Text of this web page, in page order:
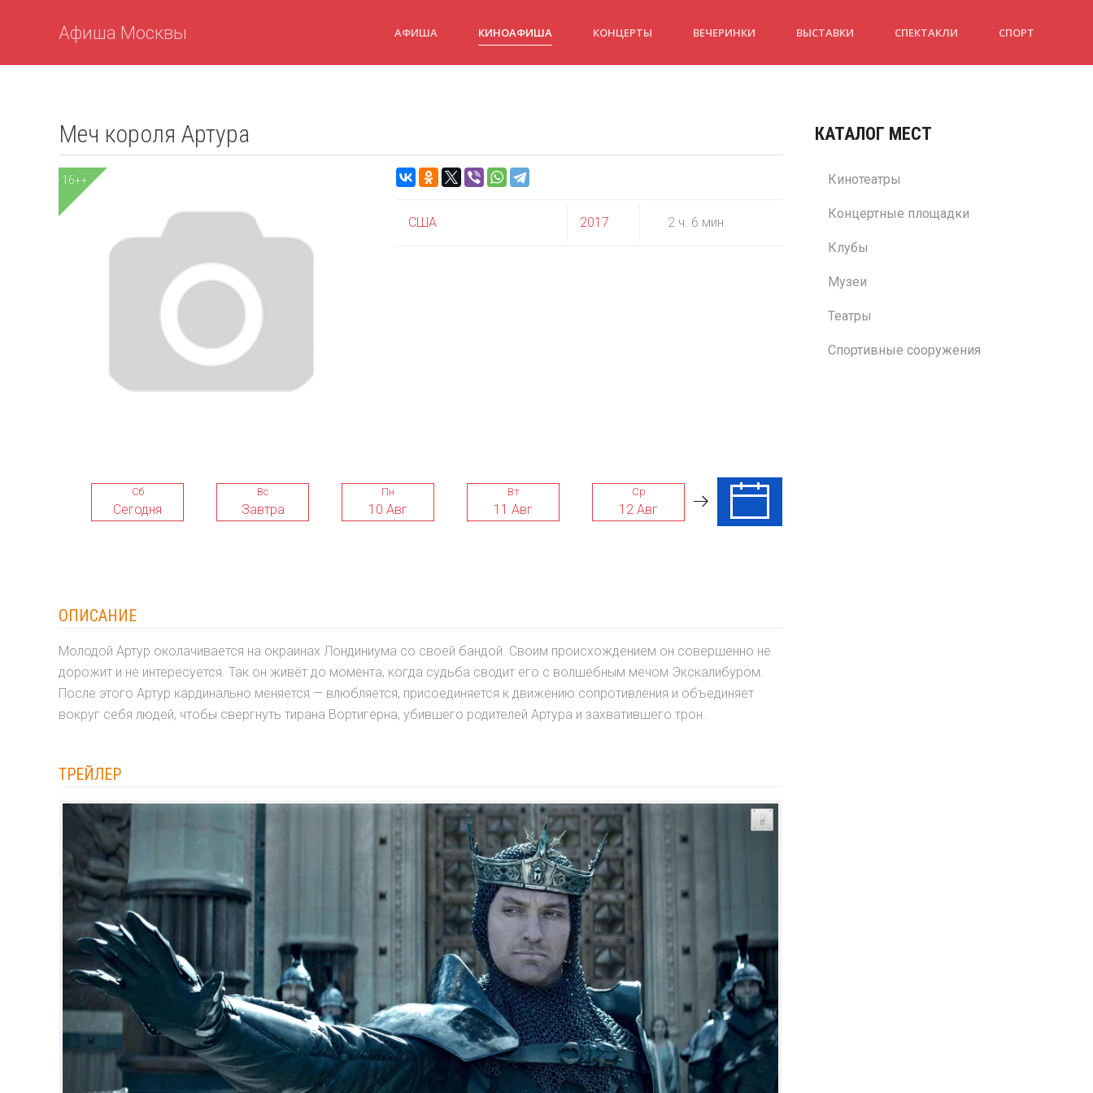
Афиша Москвы АФИША КИНОАФИША КОНЦЕРТЫ ВЕЧЕРИНКИ ВЫСТАВКИ СПЕКТАКЛИ СПОРТ
Меч короля Артура
16++
США 2017 2 ч. 6 мин.
Сб
Сегодня
Вс
Завтра
Пн
10 Авг
Вт
11 Авг
Ср
12 Авг
Чт
ОПИСАНИЕ
Молодой Артур околачивается на окраинах Лондиниума со своей бандой. Своим происхождением он совершенно не
дорожит и не интересуется. Так он живёт до момента, когда судьба сводит его с волшебным мечом Экскалибуром.
После этого Артур кардинально меняется — влюбляется, присоединяется к движению сопротивления и объединяет
вокруг себя людей, чтобы свергнуть тирана Вортигерна, убившего родителей Артура и захватившего трон.
ТРЕЙЛЕР
КАТАЛОГ МЕСТ
Кинотеатры
Концертные площадки
Клубы
Музеи
Театры
Спортивные сооружения